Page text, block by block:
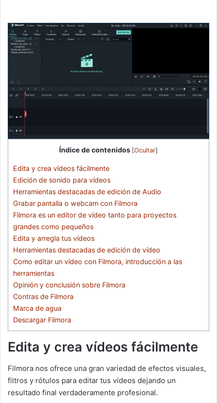
Índice de contenidos [Ocultar]
Edita y crea vídeos fácilmente
Edición de sonido para vídeos
Herramientas destacadas de edición de Audio
Grabar pantalla o webcam con Filmora
Filmora es un editor de vídeo tanto para proyectos
grandes como pequeños
Edita y arregla tus vídeos
Herramientas destacadas de edición de vídeo
Como editar un vídeo con Filmora, introducción a las
herramientas
Opinión y conclusión sobre Filmora
Contras de Filmora
Marca de agua
Descargar Filmora
Edita y crea vídeos fácilmente
Filmora nos ofrece una gran variedad de efectos visuales,
filtros y rótulos para editar tus vídeos dejando un
resultado final verdaderamente profesional.